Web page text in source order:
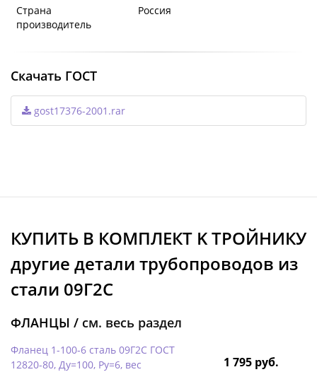
Страна
производитель
Россия
Скачать ГОСТ
gost17376-2001.rar
КУПИТЬ В КОМПЛЕКТ K ТРОЙНИКУ
другие детали трубопроводов из
стали 09Г2С
ФЛАНЦЫ / см. весь раздел
Фланец 1-100-6 сталь 09Г2С ГОСТ
12820-80, Ду=100, Ру=6, вес
1 795 руб.